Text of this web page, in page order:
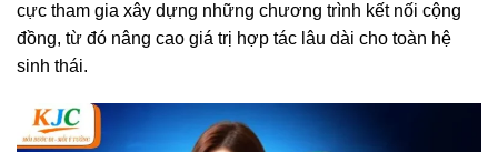
cực tham gia xây dựng những chương trình kết nối cộng
đồng, từ đó nâng cao giá trị hợp tác lâu dài cho toàn hệ
sinh thái.